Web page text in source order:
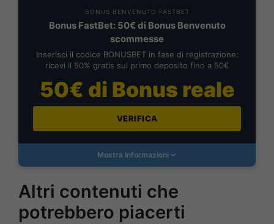
BONUS BENVENUTO FASTBET
Bonus FastBet: 50€ di Bonus Benvenuto
scommesse
Inserisci il codice BONUSBET in fase di registrazione:
ricevi il 50% gratis sul primo deposito fino a 50€
50€ di Bonus reale
VERIFICA
Mostra Informazioni
Altri contenuti che
potrebbero piacerti